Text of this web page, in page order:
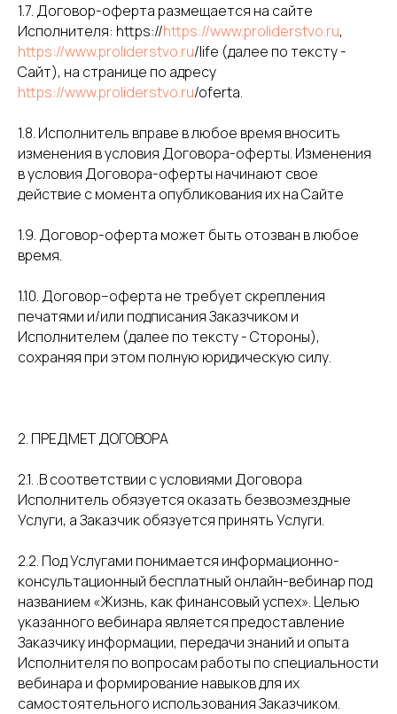
1.7. Договор-оферта размещается на сайте
Исполнителя: https://https://www.proliderstvo.ru,
https://www.proliderstvo.ru/life (далее по тексту -
Сайт), на странице по адресу
https://www.proliderstvo.ru/oferta.
1.8. Исполнитель вправе в любое время вносить
изменения в условия Договора-оферты. Изменения
в условия Договора-оферты начинают свое
действие с момента опубликования их на Сайте
1.9. Договор-оферта может быть отозван в любое
время.
1.10. Договор–оферта не требует скрепления
печатями и/или подписания Заказчиком и
Исполнителем (далее по тексту - Стороны),
сохраняя при этом полную юридическую силу.
2. ПРЕДМЕТ ДОГОВОРА
2.1. .В соответствии с условиями Договора
Исполнитель обязуется оказать безвозмездные
Услуги, а Заказчик обязуется принять Услуги.
2.2. Под Услугами понимается информационно-
консультационный бесплатный онлайн-вебинар под
названием «Жизнь, как финансовый успех». Целью
указанного вебинара является предоставление
Заказчику информации, передачи знаний и опыта
Исполнителя по вопросам работы по специальности
вебинара и формирование навыков для их
самостоятельного использования Заказчиком.